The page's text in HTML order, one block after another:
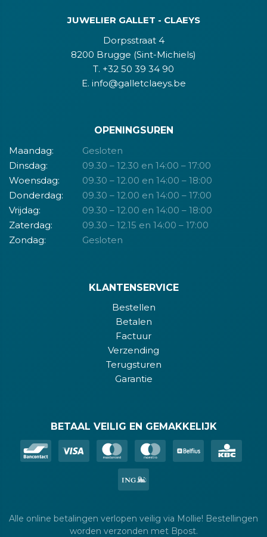
JUWELIER GALLET - CLAEYS
Dorpsstraat 4
8200 Brugge (Sint-Michiels)
T. +32 50 39 34 90
E. info@galletclaeys.be
OPENINGSUREN
Maandag:
Gesloten
Dinsdag:
09.30 – 12.30 en 14:00 – 17:00
Woensdag:
09.30 – 12.00 en 14:00 – 18:00
Donderdag:
09.30 – 12.00 en 14:00 – 17:00
Vrijdag:
09.30 – 12.00 en 14:00 – 18:00
Zaterdag:
09.30 – 12.15 en 14:00 – 17:00
Zondag:
Gesloten
KLANTENSERVICE
Bestellen
Betalen
Factuur
Verzending
Terugsturen
Garantie
BETAAL VEILIG EN GEMAKKELIJK
Alle online betalingen verlopen veilig via Mollie! Bestellingen
worden verzonden met Bpost.